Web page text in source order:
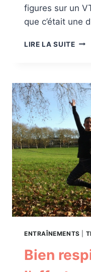
figures sur un
que c’était une
LIRE LA SUITEMON
!
ENTRAÎNEMENTS
Bien